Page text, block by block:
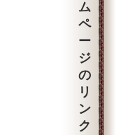
ム
ペ
ー
ジ
の
リ
ン
ク